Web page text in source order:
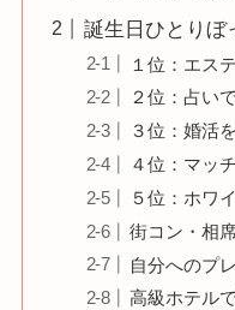
誕生日ひとりぼ
１位：エス
２位：占い
３位：婚活
４位：マッ
５位：ホワ
街コン・相
自分へのプ
高級ホテル